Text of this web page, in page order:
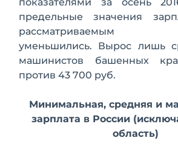
предельные значения
рассматриваемым
уменьшились. Вырос лишь
машинистов башенных
против 43 700 руб.
Минимальная, средняя и
зарплата в России
область)